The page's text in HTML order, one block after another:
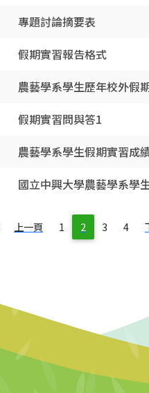
專題討論摘要表
假期實習報告格式
農藝學系學生歷年校外假
假期實習問與答1
農藝學系學生假期實習成
國立中興大學農藝學系學
上一頁 1 2 3 4